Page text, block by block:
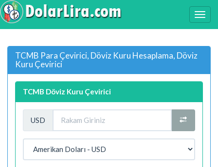
TCMB Para Çevirici, Döviz Kuru Hesaplama, Döviz
Kuru Çevirici
TCMB Döviz Kuru Çevirici
USD